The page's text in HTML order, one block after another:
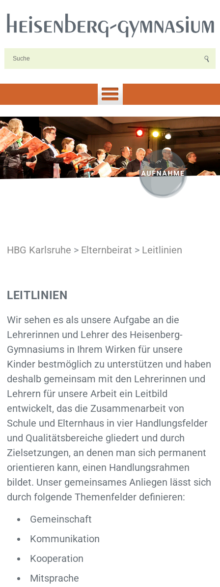
HBG Karlsruhe > Elternbeirat > Leitlinien
LEITLINIEN
Wir sehen es als unsere Aufgabe an die
Lehrerinnen und Lehrer des Heisenberg-
Gymnasiums in Ihrem Wirken für unsere
Kinder best­möglich zu unterstützen und haben
deshalb gemeinsam mit den Lehrerinnen und
Lehrern für unsere Arbeit ein Leit­bild
entwickelt, das die Zusammen­arbeit von
Schule und Elternhaus in vier Handlungs­felder
und Qualitäts­bereiche gliedert und durch
Zielsetzungen, an denen man sich permanent
orientieren kann, einen Handlungs­rahmen
bildet. Unser gemeinsames Anliegen lässt sich
durch folgende Themen­felder definieren:
Gemeinschaft
Kommunikation
Kooperation
Mitsprache